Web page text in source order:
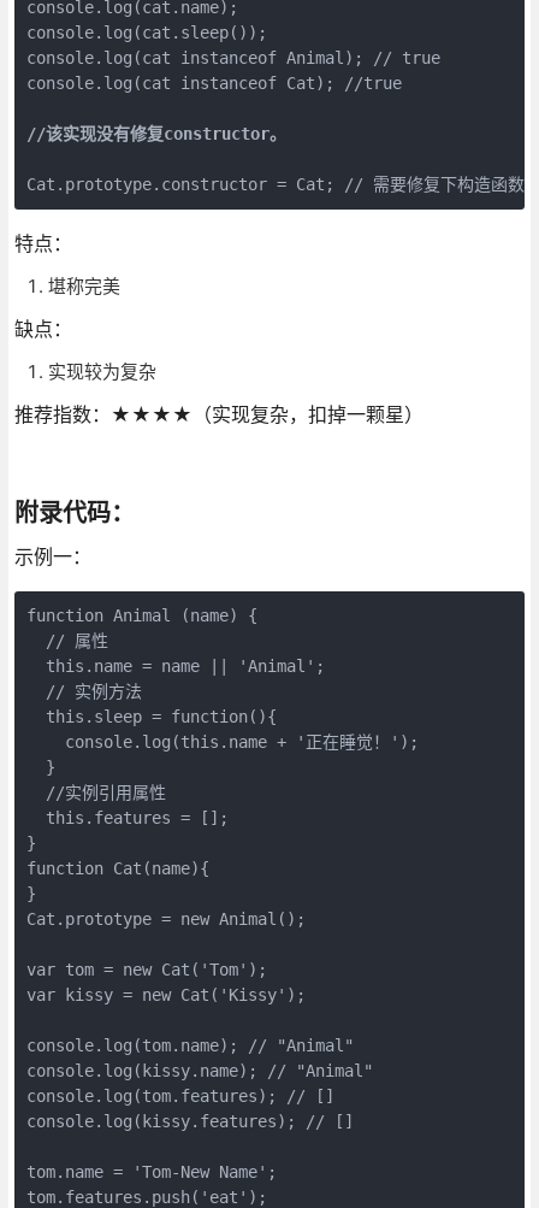
console.log(cat.name);
console.log(cat.sleep());
console.log(cat instanceof Animal); // true
console.log(cat instanceof Cat); //true
//该实现没有修复constructor。
Cat.prototype.constructor = Cat; // 需要修复下构造函数
特点：
堪称完美
缺点：
实现较为复杂
推荐指数：★★★★（实现复杂，扣掉一颗星）
附录代码：
示例一：
function Animal (name) {
  // 属性
  this.name = name || 'Animal';
  // 实例方法
  this.sleep = function(){
    console.log(this.name + '正在睡觉！');
  }
  //实例引用属性
  this.features = [];
}
function Cat(name){
}
Cat.prototype = new Animal();
var tom = new Cat('Tom');
var kissy = new Cat('Kissy');
console.log(tom.name); // "Animal"
console.log(kissy.name); // "Animal"
console.log(tom.features); // []
console.log(kissy.features); // []
tom.name = 'Tom-New Name';
tom.features.push('eat');